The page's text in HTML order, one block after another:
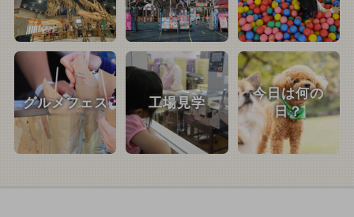
グルメフェス 工場見学
今日は何の
日？